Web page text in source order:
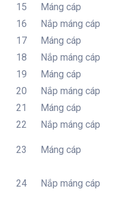
15
Máng cáp
16
Nắp máng cáp
17
Máng cáp
18
Nắp máng cáp
19
Máng cáp
20
Nắp máng cáp
21
Máng cáp
22
Nắp máng cáp
23 Máng cáp
24 Nắp máng cáp